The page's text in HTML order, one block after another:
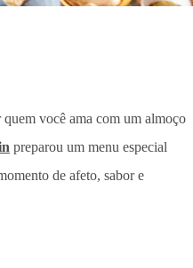
você ama com um almoço
preparou um menu especial
de afeto, sabor e